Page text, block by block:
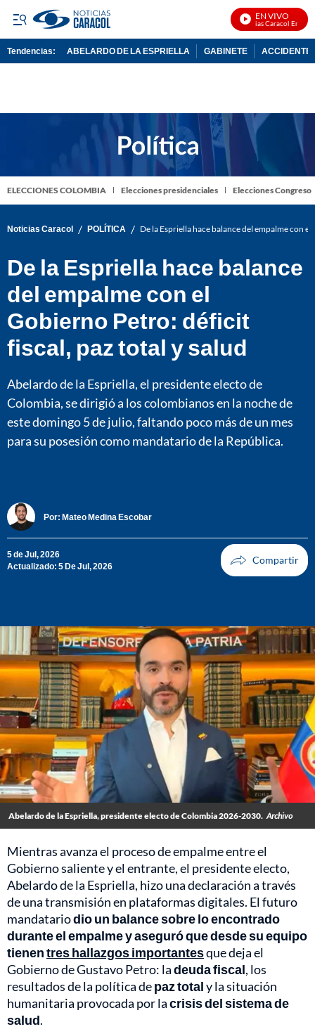
EN VIVO
Noticias Caracol En Vivo
Tendencias: ABELARDO DE LA ESPRIELLA GABINETE ACCIDENTE
ELECCIONES COLOMBIA Elecciones presidenciales Elecciones Congreso
Noticias Caracol / POLÍTICA / De la Espriella hace balance del empalme con
De la Espriella hace balance
del empalme con el
Gobierno Petro: déficit
fiscal, paz total y salud
Abelardo de la Espriella, el presidente electo de
Colombia, se dirigió a los colombianos en la noche de
este domingo 5 de julio, faltando poco más de un mes
para su posesión como mandatario de la República.
Por: Mateo Medina Escobar
5 de Jul, 2026
Actualizado: 5 De Jul, 2026
Abelardo de la Espriella, presidente electo de Colombia 2026-2030. Archivo
Mientras avanza el proceso de empalme entre el
Gobierno saliente y el entrante, el presidente electo,
Abelardo de la Espriella, hizo una declaración a través
de una transmisión en plataformas digitales. El futuro
mandatariodio un balance sobre lo encontrado
durante el empalme y aseguró que desde su equipo
tienentres hallazgos importantesque deja el
Gobierno de Gustavo Petro: ladeuda fiscal, los
resultados de la política depaz totaly la situación
humanitaria provocada por lacrisis del sistema de
salud.